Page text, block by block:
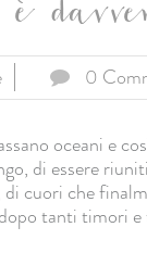
è
0
oceani e
di essere
di cuori che
tanti timori